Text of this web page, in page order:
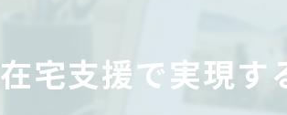
在宅支援で実現す